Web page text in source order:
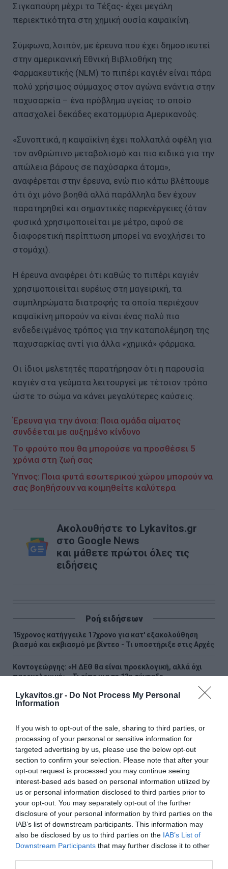
Lykavitos.gr - Do Not Process My Personal
Information
If you wish to opt-out of the sale, sharing to third parties, or
processing of your personal or sensitive information for
targeted advertising by us, please use the below opt-out
section to confirm your selection. Please note that after your
opt-out request is processed you may continue seeing
interest-based ads based on personal information utilized by
us or personal information disclosed to third parties prior to
your opt-out. You may separately opt-out of the further
disclosure of your personal information by third parties on the
IAB’s list of downstream participants. This information may
also be disclosed by us to third parties on the IAB’s List of
Downstream Participants that may further disclose it to other
Σιγκαπούρη μέχρι το Τέξας- έχει μεγάλη
περιεκτικότητα στη χημική ουσία καψαϊκίνη.
Σύμφωνα, λοιπόν, με έρευνα που έχει δημοσιευτεί
στην αμερικανική Εθνική Βιβλιοθήκη της
Φαρμακευτικής (NLM) το πιπέρι καγιέν είναι πάρα
πολύ χρήσιμος σύμμαχος στον αγώνα ενάντια στην
παχυσαρκία – ένα πρόβλημα υγείας το οποίο
απασχολεί δεκάδες εκατομμύρια Αμερικανούς.
«Συνοπτικά, η καψαϊκίνη έχει πολλαπλά οφέλη για
τον ανθρώπινο μεταβολισμό και πιο ειδικά για την
απώλεια βάρους σε παχύσαρκα άτομα»,
αναφέρεται στην έρευνα, ενώ πιο κάτω βλέπουμε
ότι όχι μόνο βοηθά αλλά παράλληλα δεν έχουν
παρατηρηθεί και σημαντικές παρενέργειες (όταν
φυσικά χρησιμοποιείται με μέτρο, αφού σε
διαφορετική περίπτωση μπορεί να ενοχλήσει το
στομάχι).
H έρευνα αναφέρει ότι καθώς το πιπέρι καγιέν
χρησιμοποιείται ευρέως στη μαγειρική, τα
συμπληρώματα διατροφής τα οποία περιέχουν
καψαϊκίνη μπορούν να είναι ένας πολύ πιο
ενδεδειγμένος τρόπος για την καταπολέμηση της
παχυσαρκίας αντί για άλλα «χημικά» φάρμακα.
Οι ίδιοι μελετητές παρατήρησαν ότι η παρουσία
καγιέν στα γεύματα λειτουργεί με τέτοιον τρόπο
ώστε το σώμα να κάνει μεγαλύτερες καύσεις.
Έρευνα για την άνοια: Ποια ομάδα αίματος
συνδέεται με αυξημένο κίνδυνο
Το φρούτο που θα μπορούσε να προσθέσει 5
χρόνια στη ζωή σας
Ύπνος: Ποια φυτά εσωτερικού χώρου μπορούν να
σας βοηθήσουν να κοιμηθείτε καλύτερα
Ακολουθήστε το Lykavitos.gr
στο Google News
και μάθετε πρώτοι όλες τις
ειδήσεις
Ροή ειδήσεων
15χρονος κατήγγειλε 17χρονο για κατ' εξακολούθηση
βιασμό και εκβιασμό με βίντεο - Τι υποστήριξε στις Αρχές
Κοντογεώργης: «Η ΔΕΘ θα είναι προεκλογική, αλλά όχι
παροχολογική» - Τι είπε για τη 13η σύνταξη
Παρέμβαση της ΥΠΑ για το ελικόπτερο που «πάρκαρε»
στο Σαρακήνικο Μήλου
Θεσσαλονίκη: Διευρυμένο ωράριο για επίσκεψη στον
Λευκό Πύργο
Ο Νετανιάχου απορρίπτει το ειρηνευτικό σχέδιο των ΗΠΑ
για τη Γάζα και ζητά τον αφοπλισμό της Χαμάς
Χακάν Φιντάν: Η λύση των δύο κρατών αποτελεί την
ιδανική επιλογή για την Κύπρο
Φωτιά σε χαμηλή βλάστηση στο Κορωπί Αττικής - Ήχησε
το 112, επιχειρούν εναέρια μέσα
Κλείνει τα 88 του χρόνια ο Ότο Ρεχάγκελ: Η ανάρτηση και